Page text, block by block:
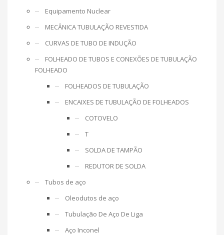
Equipamento Nuclear
MECÂNICA TUBULAÇÃO REVESTIDA
CURVAS DE TUBO DE INDUÇÃO
FOLHEADO DE TUBOS E CONEXÕES DE TUBULAÇÃO
FOLHEADO
FOLHEADOS DE TUBULAÇÃO
ENCAIXES DE TUBULAÇÃO DE FOLHEADOS
COTOVELO
T
SOLDA DE TAMPÃO
REDUTOR DE SOLDA
Tubos de aço
Oleodutos de aço
Tubulação De Aço De Liga
Aço Inconel